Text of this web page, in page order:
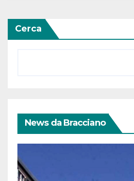
Cerca
News da Bracciano